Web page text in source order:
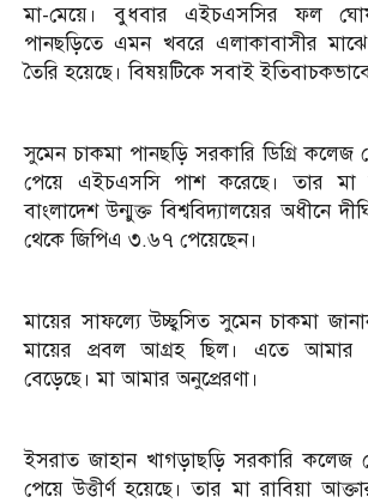
মা-মেয়ে। বুধবার এইচএসসির ফল
পানছড়িতে এমন খবরে এলাকাবাসীর
তৈরি হয়েছে। বিষয়টিকে সবাই
সুমেন চাকমা পানছড়ি সরকারি ডিগ্রি
পেয়ে এইচএসসি পাশ করেছে। তার মা
বাংলাদেশ উন্মুক্ত বিশ্ববিদ্যালয়ের অধীনে
থেকে জিপিএ ৩.৬৭ পেয়েছেন।
মায়ের সাফল্যে উচ্ছ্বসিত সুমেন চাকমা
মায়ের প্রবল আগ্রহ ছিল। এতে আমার
বেড়েছে। মা আমার অনুপ্রেরণা।
ইসরাত জাহান খাগড়াছড়ি সরকারি কলেজ
পেয়ে উত্তীর্ণ হয়েছে। তার মা রাবিয়া